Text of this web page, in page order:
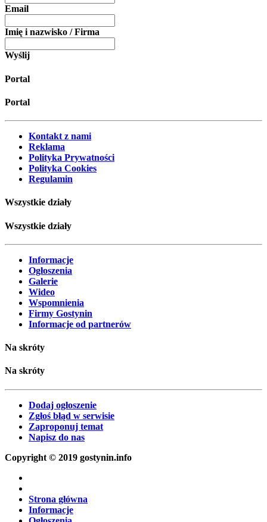
Email
Imię i nazwisko / Firma
Wyślij
Portal
Portal
Kontakt z nami
Reklama
Polityka Prywatności
Polityka Cookies
Regulamin
Wszystkie działy
Wszystkie działy
Informacje
Ogłoszenia
Galerie
Wideo
Wspomnienia
Firmy Gostynin
Informacje od partnerów
Na skróty
Na skróty
Dodaj ogłoszenie
Zgłoś błąd w serwisie
Zaproponuj temat
Napisz do nas
Copyright © 2019 gostynin.info
Strona główna
Informacje